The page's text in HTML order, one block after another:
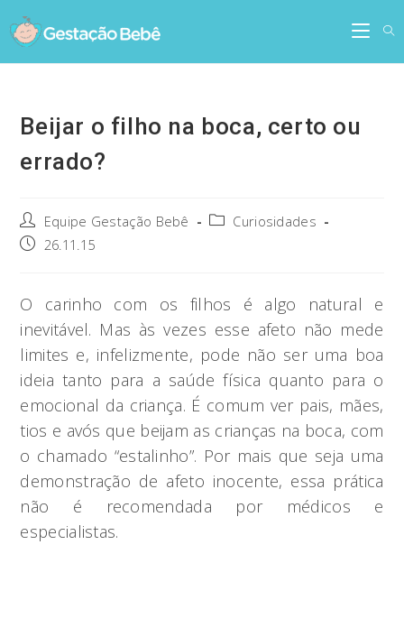
to
content
Beijar o filho na boca, certo ou
errado?
Post
author:
Equipe Gestação Bebê
PostCuriosidades
Post26.11.15
O carinho com os filhos é algo natural e
inevitável. Mas às vezes esse afeto não mede
limites e, infelizmente, pode não ser uma boa
ideia tanto para a saúde física quanto para o
emocional da criança. É comum ver pais, mães,
tios e avós que beijam as crianças na boca, com
o chamado “estalinho”. Por mais que seja uma
demonstração de afeto inocente, essa prática
não é recomendada por médicos e
especialistas.